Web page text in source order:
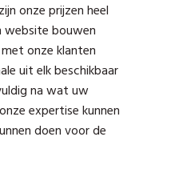
onze prijzen heel
website bouwen
onze klanten
uit elk beschikbaar
na wat uw
expertise kunnen
doen voor de